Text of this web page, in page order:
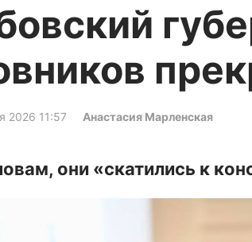
2026 11:57 Анастасия Марленская
они «скатились к